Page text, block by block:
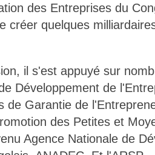
des Entreprises du
créer quelques
il s'est appuyé sur
Développement de
de Garantie de
des Petites et
Agence Nationale de